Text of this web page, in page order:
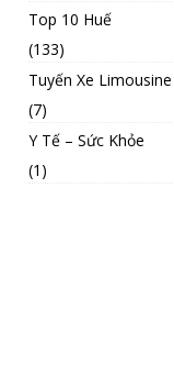
Top 10 Huế
(133)
Tuyến Xe Limousine
(7)
Y Tế – Sức Khỏe
(1)